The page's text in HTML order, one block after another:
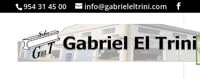
954 31 45 00 info@gabrieleltrini.com